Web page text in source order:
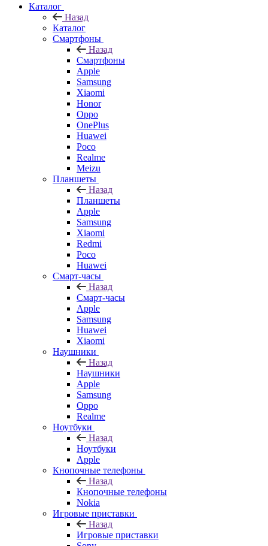
Каталог
Назад
Каталог
Смартфоны
Назад
Смартфоны
Apple
Samsung
Xiaomi
Honor
Oppo
OnePlus
Huawei
Poco
Realme
Meizu
Планшеты
Назад
Планшеты
Apple
Samsung
Xiaomi
Redmi
Poco
Huawei
Смарт-часы
Назад
Смарт-часы
Apple
Samsung
Huawei
Xiaomi
Наушники
Назад
Наушники
Apple
Samsung
Oppo
Realme
Ноутбуки
Назад
Ноутбуки
Apple
Кнопочные телефоны
Назад
Кнопочные телефоны
Nokia
Игровые приставки
Назад
Игровые приставки